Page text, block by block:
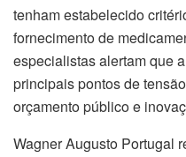
tenham estabelecido
fornecimento de
especialistas alertam que
principais pontos de
orçamento público e
Wagner Augusto Portugal